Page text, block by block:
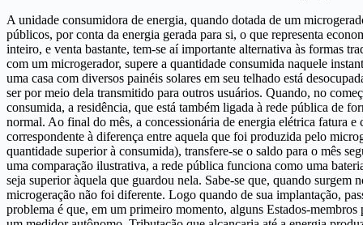
A unidade consumidora de energia, quando dotada de um
públicos, por conta da energia gerada para si, o que representa
inteiro, e venta bastante, tem-se aí importante alternativa às formas
com um microgerador, supere a quantidade consumida naquele
uma casa com diversos painéis solares em seu telhado está
ser por meio dela transmitido para outros usuários. Quando, no
consumida, a residência, que está também ligada à rede pública de
normal. Ao final do mês, a concessionária de energia elétrica fatura
correspondente à diferença entre aquela que foi produzida pelo
quantidade superior à consumida), transfere-se o saldo para o mês
uma comparação ilustrativa, a rede pública funciona como uma
seja superior àquela que guardou nela. Sabe-se que, quando surgem
microgeração não foi diferente. Logo quando de sua implantação,
problema é que, em um primeiro momento, alguns Estados-